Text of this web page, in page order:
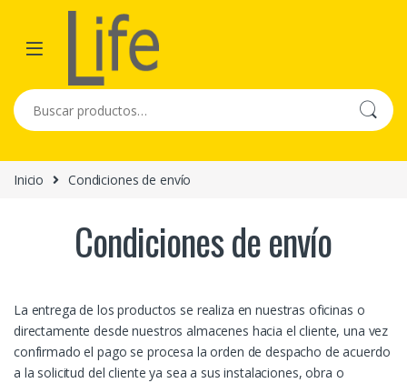
Skip to navigation
Skip to content
Buscar por:
Inicio Condiciones de envío
Condiciones de envío
La entrega de los productos se realiza en nuestras oficinas o
directamente desde nuestros almacenes hacia el cliente, una vez
confirmado el pago se procesa la orden de despacho de acuerdo
a la solicitud del cliente ya sea a sus instalaciones, obra o